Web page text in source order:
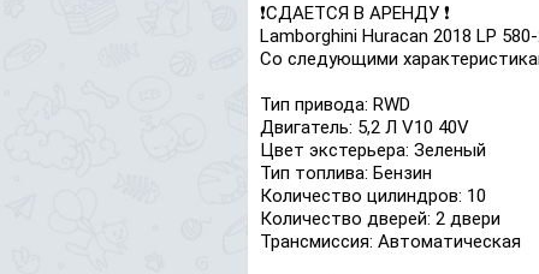
❗️СДАЕТСЯ В АРЕНДУ ❗️
Lamborghini Huracan 2018 LP
Со следующими
Тип привода: RWD
Двигатель: 5,2 Л V10 40V
Цвет экстерьера: Зеленый
Тип топлива: Бензин
Количество цилиндров: 10
Количество дверей: 2 двери
Трансмиссия: Автоматическая